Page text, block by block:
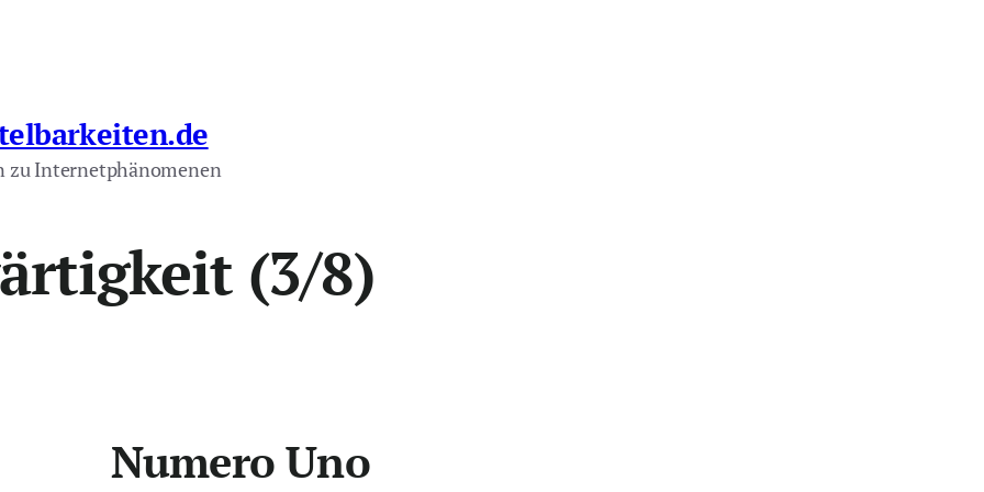
zu Internetphänomenen
(3/8)
Numero Uno